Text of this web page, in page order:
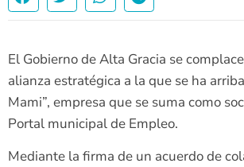
El Gobierno de Alta Gracia se
alianza estratégica a la que se ha
Mami”, empresa que se suma como
Portal municipal de Empleo.
Mediante la firma de un acuerdo de